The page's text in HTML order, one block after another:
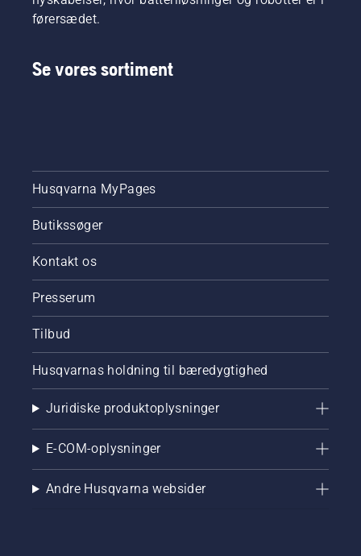
førersædet.
Se vores sortiment
Husqvarna MyPages
Butikssøger
Kontakt os
Presserum
Tilbud
Husqvarnas holdning til bæredygtighed
Juridiske produktoplysninger
E-COM-oplysninger
Andre Husqvarna websider